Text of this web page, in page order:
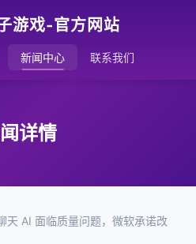
游戏-官方网站
新闻中心 联系我们
详情
天 AI 面临质量问题，微软承诺改